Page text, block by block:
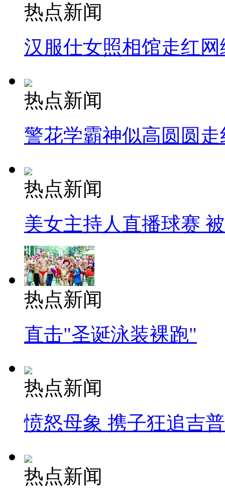
热点新闻
汉服仕女照相馆走红网
热点新闻
警花学霸神似高圆圆走
热点新闻
美女主持人直播球赛
热点新闻
直击"圣诞泳装裸跑"
热点新闻
愤怒母象 携子狂追吉
热点新闻